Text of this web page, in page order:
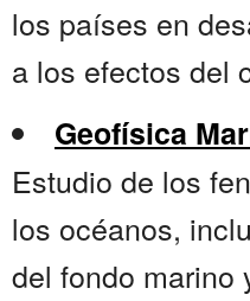
los países en
a los efectos del
Geofísica
Estudio de los
los océanos,
del fondo marino